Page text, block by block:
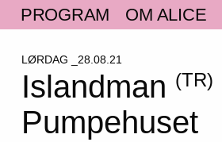
PROGRAM OM ALICE
LØRDAG _28.08.21
Islandman (TR)
Pumpehuset